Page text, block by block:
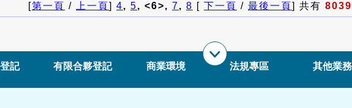
[第一頁 / 上一頁] 4, 5, <6>, 7, 8 [ 下一頁 / 最後一頁] 共有 8039
記 有限合夥登記 商業環境 法規專區 其他業務